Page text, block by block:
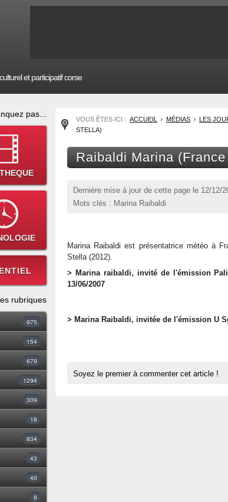
et participatif corse
pas...
rubriques
975
154
679
1294
309
18
834
43
40
8
VOUS ÊTES ICI : ACCUEIL MÉDIAS LES
STELLA)
Raibaldi Marina
Dernière mise à jour de cette page le 12/12/
Mots clés : Marina Raibaldi
Marina Raibaldi est présentatrice météo à
Stella (2012).
> Marina raibaldi, invité de l'émission
13/06/2007
> Marina Raibaldi, invitée de l'émission U
Soyez le premier à commenter cet article !